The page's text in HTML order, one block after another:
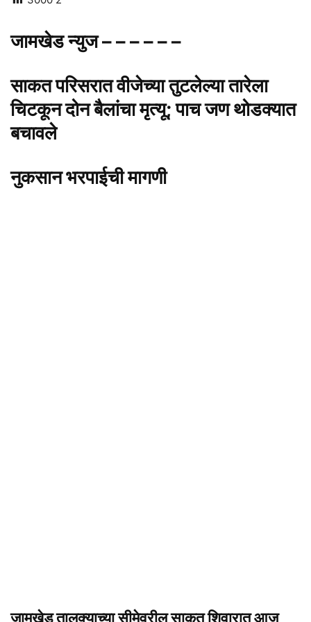
जामखेड न्युज – – – – – –
साकत परिसरात वीजेच्या तुटलेल्या तारेला
चिटकून दोन बैलांचा मृत्यू; पाच जण थोडक्यात
बचावले
नुकसान भरपाईची मागणी
जामखेड तालुक्याच्या सीमेवरील साकत शिवारात आज